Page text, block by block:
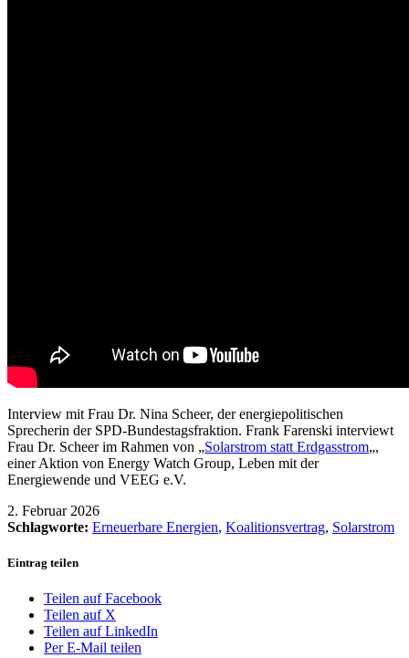
Interview mit Frau Dr. Nina Scheer, der energiepolitischen
Sprecherin der SPD-Bundestagsfraktion. Frank Farenski interviewt
Frau Dr. Scheer im Rahmen von „Solarstrom statt Erdgasstrom„,
einer Aktion von Energy Watch Group, Leben mit der
Energiewende und VEEG e.V.
2. Februar 2026
Schlagworte: Erneuerbare Energien, Koalitionsvertrag, Solarstrom
Eintrag teilen
Teilen auf Facebook
Teilen auf X
Teilen auf LinkedIn
Per E-Mail teilen